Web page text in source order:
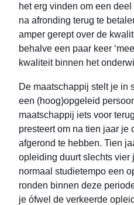
het erg vinden om een
na afronding terug te
amper gerept over de
behalve een paar keer
kwaliteit binnen het
De maatschappij stelt je in
een (hoog)opgeleid
maatschappij iets voor
presteert om na tien jaar je
afgerond te hebben. Tien
opleiding duurt slechts vier
normaal studietempo een
ronden binnen deze
je ófwel de verkeerde